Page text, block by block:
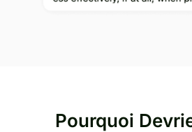
Pourquoi